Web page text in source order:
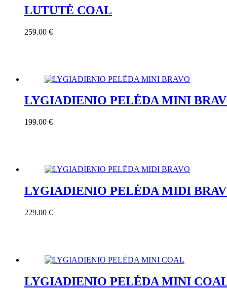
LUTUTĖ COAL
259.00 €
LYGIADIENIO PELĖDA MINI
199.00 €
LYGIADIENIO PELĖDA MIDI
229.00 €
LYGIADIENIO PELĖDA MINI